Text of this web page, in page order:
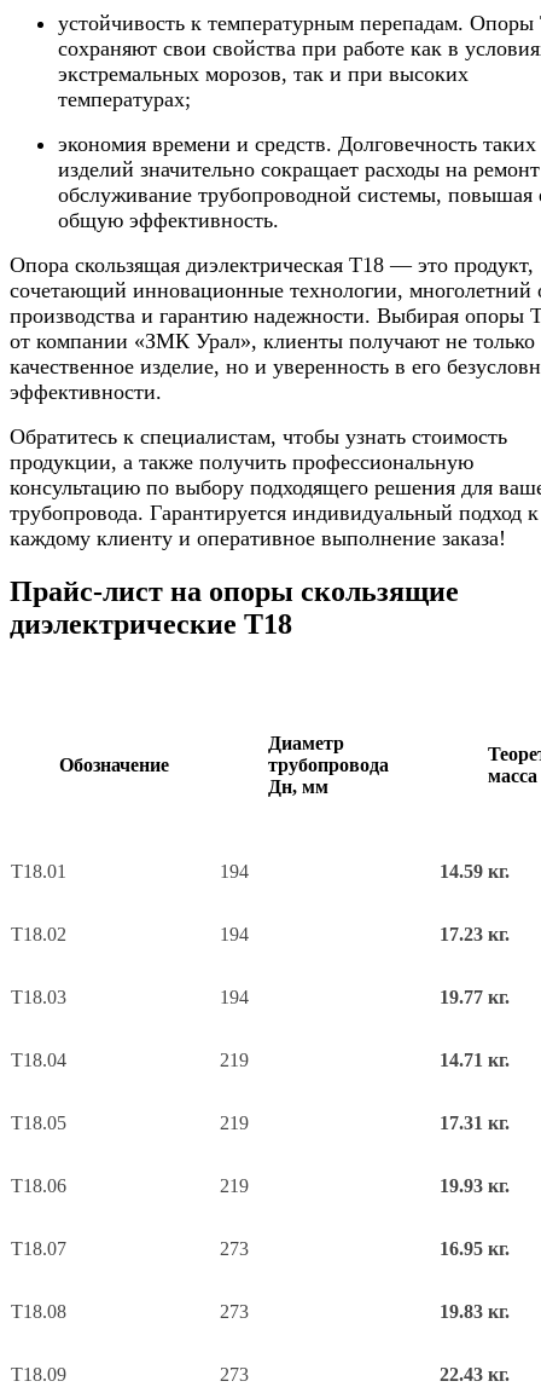
устойчивость к температурным перепадам. Опоры
сохраняют свои свойства при работе как в
экстремальных морозов, так и при высоких
температурах;
экономия времени и средств. Долговечность таких
изделий значительно сокращает расходы на
обслуживание трубопроводной системы, повышая
общую эффективность.
Опора скользящая диэлектрическая Т18 — это продукт,
сочетающий инновационные технологии, многолетний
производства и гарантию надежности. Выбирая опоры
от компании «ЗМК Урал», клиенты получают не только
качественное изделие, но и уверенность в его
эффективности.
Обратитесь к специалистам, чтобы узнать стоимость
продукции, а также получить профессиональную
консультацию по выбору подходящего решения для
трубопровода. Гарантируется индивидуальный подход к
каждому клиенту и оперативное выполнение заказа!
Прайс-лист на опоры скользящие
диэлектрические Т18
Обозначение
Диаметр
трубопровода
Дн, мм
масса
Т18.01 194 14.59 кг.
Т18.02 194 17.23 кг.
Т18.03 194 19.77 кг.
Т18.04 219 14.71 кг.
Т18.05 219 17.31 кг.
Т18.06 219 19.93 кг.
Т18.07 273 16.95 кг.
Т18.08 273 19.83 кг.
Т18.09 273 22.43 кг.